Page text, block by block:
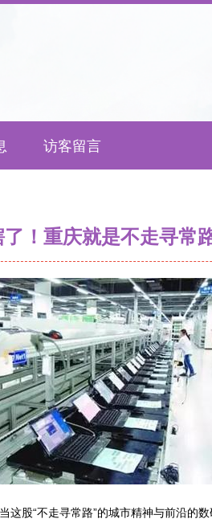
访客留言
！重庆就是不走寻常
股“不走寻常路”的城市精神与前沿的